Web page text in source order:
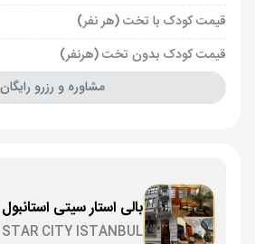
قیمت کودک با تخت (هر نفر)
قیمت کودک بدون تخت (هرنفر)
مشاوره و رزرو رایگان
بالی استار سیتی استانبول
CITY ISTANBUL